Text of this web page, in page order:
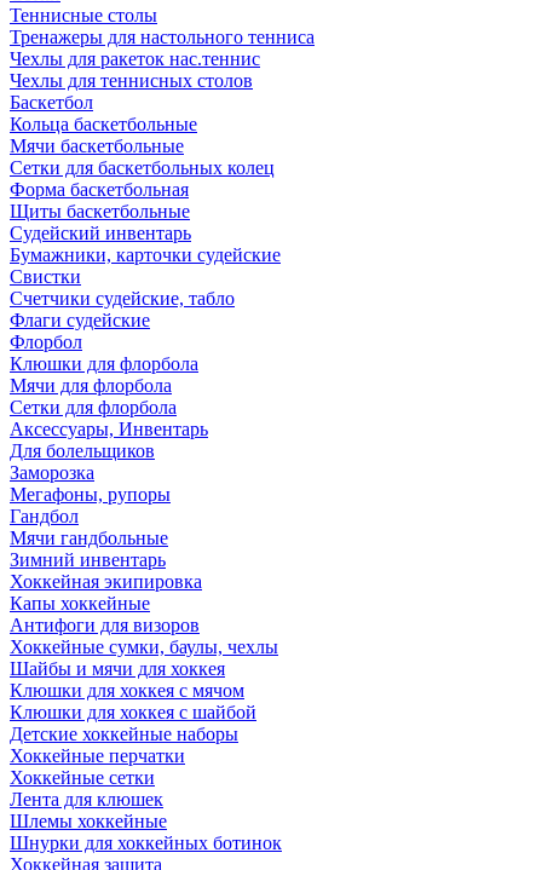
Теннисные столы
Тренажеры для настольного тенниса
Чехлы для ракеток нас.теннис
Чехлы для теннисных столов
Баскетбол
Кольца баскетбольные
Мячи баскетбольные
Сетки для баскетбольных колец
Форма баскетбольная
Щиты баскетбольные
Судейский инвентарь
Бумажники, карточки судейские
Свистки
Счетчики судейские, табло
Флаги судейские
Флорбол
Клюшки для флорбола
Мячи для флорбола
Сетки для флорбола
Аксессуары, Инвентарь
Для болельщиков
Заморозка
Мегафоны, рупоры
Гандбол
Мячи гандбольные
Зимний инвентарь
Хоккейная экипировка
Капы хоккейные
Антифоги для визоров
Хоккейные сумки, баулы, чехлы
Шайбы и мячи для хоккея
Клюшки для хоккея с мячом
Клюшки для хоккея с шайбой
Детские хоккейные наборы
Хоккейные перчатки
Хоккейные сетки
Лента для клюшек
Шлемы хоккейные
Шнурки для хоккейных ботинок
Хоккейная защита